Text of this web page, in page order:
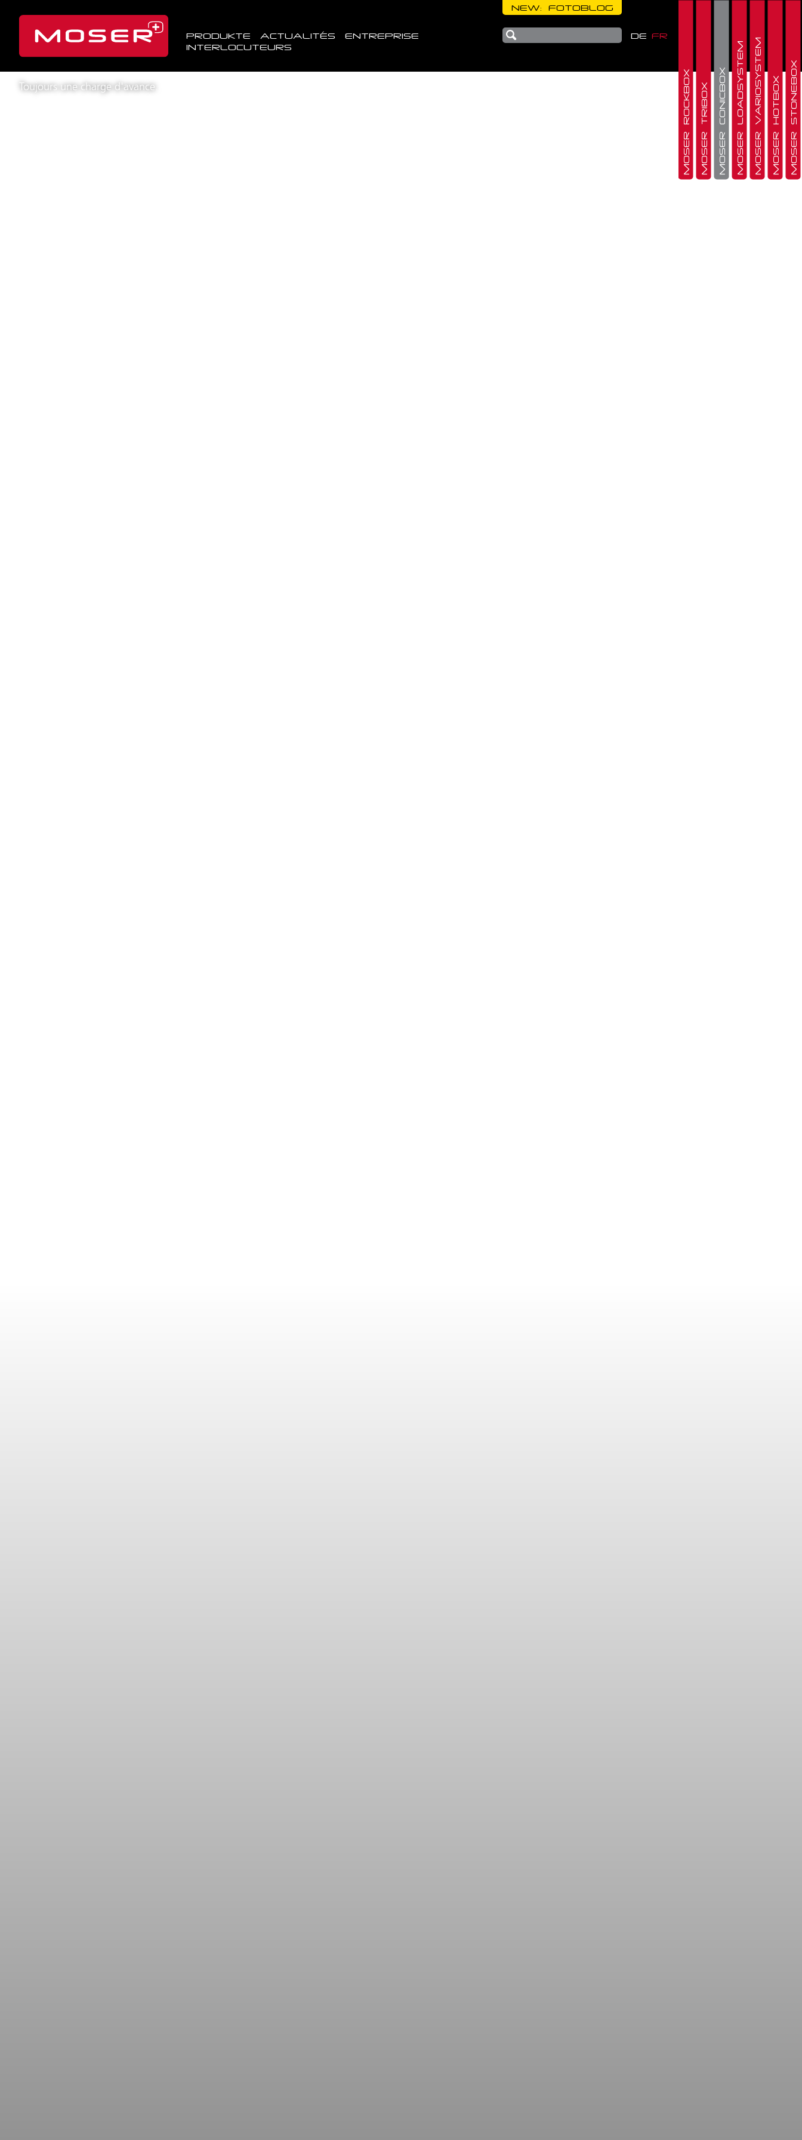
Toujours une charge d'avance.
PRODUKTE ACTUALITÉS
ENTREPRISE
INTERLOCUTEURS
DE FR
NEW: FOTOBLOG
MOSER ROCKBOXMOSER TRIBOXMOSER CONICBOXMOSER LOADSYSTEMMOSER VARIOSYSTEMMOSER HOTBOXMOSER STONEBOX